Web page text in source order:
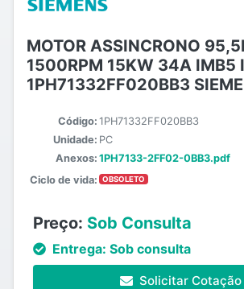
MOTOR ASSINCRONO
1500RPM 15KW 34A IMB5
1PH71332FF020BB3
Código: 1PH71332FF020BB3
Unidade: PC
Anexos: 1PH7133-2FF02-0BB3.pdf
Ciclo de vida:
OBSOLETO
Preço: Sob Consulta
Entrega: Sob consulta
Solicitar Cotação